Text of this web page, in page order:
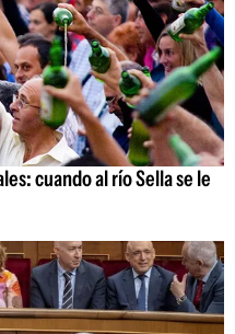
cuando al río Sella se le